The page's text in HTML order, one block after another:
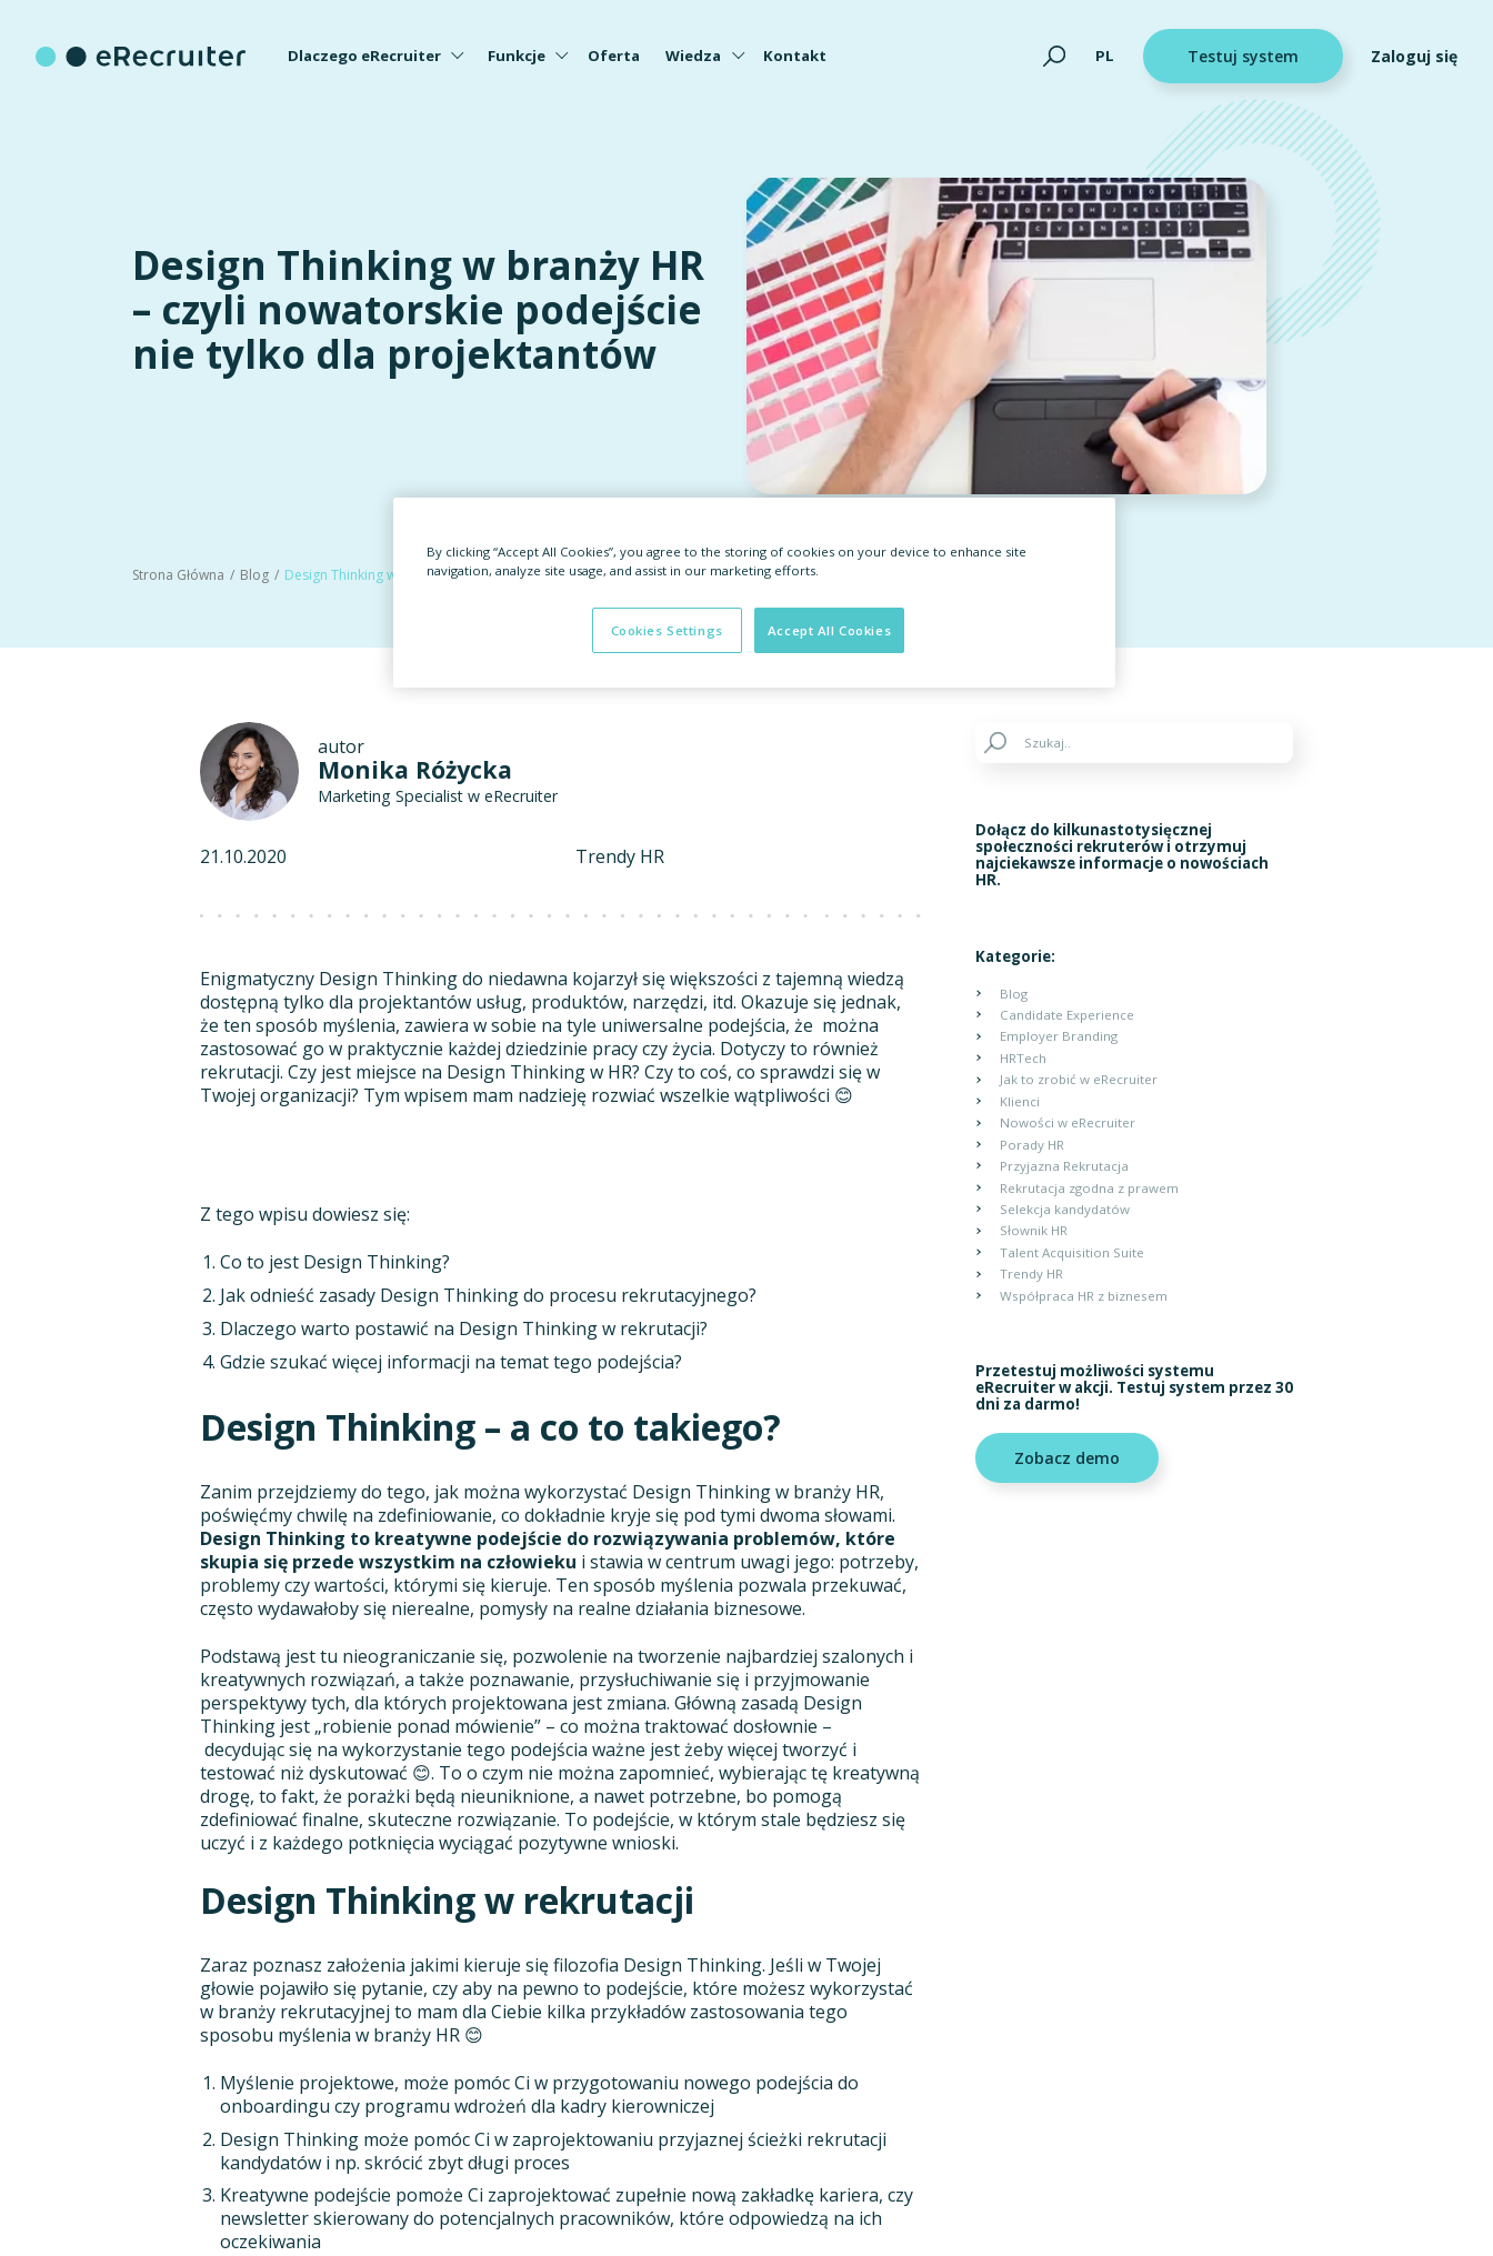
Dlaczego eRecruiter Funkcje Oferta Wiedza Kontakt PL Testuj system Zaloguj się
Design Thinking w branży HR
– czyli nowatorskie podejście
nie tylko dla projektantów
Strona Główna Blog
autor
Monika Różycka
Marketing Specialist w eRecruiter
21.10.2020 Trendy HR
Enigmatyczny Design Thinking do niedawna kojarzył się większości z tajemną wiedzą
dostępną tylko dla projektantów usług, produktów, narzędzi, itd. Okazuje się jednak,
że ten sposób myślenia, zawiera w sobie na tyle uniwersalne podejścia, że można
zastosować go w praktycznie każdej dziedzinie pracy czy życia. Dotyczy to również
rekrutacji. Czy jest miejsce na Design Thinking w HR? Czy to coś, co sprawdzi się w
Twojej organizacji? Tym wpisem mam nadzieję rozwiać wszelkie wątpliwości 😊
Z tego wpisu dowiesz się:
Co to jest Design Thinking?
Jak odnieść zasady Design Thinking do procesu rekrutacyjnego?
Dlaczego warto postawić na Design Thinking w rekrutacji?
Gdzie szukać więcej informacji na temat tego podejścia?
Design Thinking – a co to takiego?
Zanim przejdziemy do tego, jak można wykorzystać Design Thinking w branży HR,
poświęćmy chwilę na zdefiniowanie, co dokładnie kryje się pod tymi dwoma słowami.
Design Thinking to kreatywne podejście do rozwiązywania problemów, które
skupia się przede wszystkim na człowieku i stawia w centrum uwagi jego: potrzeby,
problemy czy wartości, którymi się kieruje. Ten sposób myślenia pozwala przekuwać,
często wydawałoby się nierealne, pomysły na realne działania biznesowe.
Podstawą jest tu nieograniczanie się, pozwolenie na tworzenie najbardziej szalonych i
kreatywnych rozwiązań, a także poznawanie, przysłuchiwanie się i przyjmowanie
perspektywy tych, dla których projektowana jest zmiana. Główną zasadą Design
Thinking jest „robienie ponad mówienie” – co można traktować dosłownie –
decydując się na wykorzystanie tego podejścia ważne jest żeby więcej tworzyć i
testować niż dyskutować 😊. To o czym nie można zapomnieć, wybierając tę kreatywną
drogę, to fakt, że porażki będą nieuniknione, a nawet potrzebne, bo pomogą
zdefiniować finalne, skuteczne rozwiązanie. To podejście, w którym stale będziesz się
uczyć i z każdego potknięcia wyciągać pozytywne wnioski.
Design Thinking w rekrutacji
Zaraz poznasz założenia jakimi kieruje się filozofia Design Thinking. Jeśli w Twojej
głowie pojawiło się pytanie, czy aby na pewno to podejście, które możesz wykorzystać
w branży rekrutacyjnej to mam dla Ciebie kilka przykładów zastosowania tego
sposobu myślenia w branży HR 😊
Myślenie projektowe, może pomóc Ci w przygotowaniu nowego podejścia do
onboardingu czy programu wdrożeń dla kadry kierowniczej
Design Thinking może pomóc Ci w zaprojektowaniu przyjaznej ścieżki rekrutacji
kandydatów i np. skrócić zbyt długi proces
Kreatywne podejście pomoże Ci zaprojektować zupełnie nową zakładkę kariera, czy
newsletter skierowany do potencjalnych pracowników, które odpowiedzą na ich
oczekiwania
Dołącz do kilkunastotysięcznej
społeczności rekruterów i otrzymuj
najciekawsze informacje o nowościach
HR.
Kategorie:
Blog
Candidate Experience
Employer Branding
HRTech
Jak to zrobić w eRecruiter
Klienci
Nowości w eRecruiter
Porady HR
Przyjazna Rekrutacja
Rekrutacja zgodna z prawem
Selekcja kandydatów
Słownik HR
Talent Acquisition Suite
Trendy HR
Współpraca HR z biznesem
Przetestuj możliwości systemu
eRecruiter w akcji. Testuj system przez 30
dni za darmo!
Zobacz demo
By clicking “Accept All Cookies”, you agree to the storing of cookies on your device to enhance site
navigation, analyze site usage, and assist in our marketing efforts.
Accept All Cookies
Cookies Settings